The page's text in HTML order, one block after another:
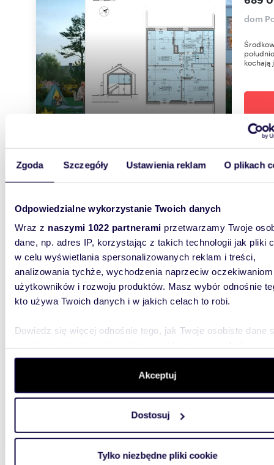
Zgoda Szczegóły Ustawienia reklam O plikach
Odpowiedzialne wykorzystanie Twoich danych
Wraz z naszymi 1022 partnerami przetwarzamy Twoje
dane, np. adres IP, korzystając z takich technologii jak pliki
w celu wyświetlania spersonalizowanych reklam i treści,
analizowania tychże, wychodzenia naprzeciw oczekiwaniom
użytkowników i rozwoju produktów. Masz wybór odnośnie
kto używa Twoich danych i w jakich celach to robi.
Dowiedz się więcej odnośnie tego, jak Twoje osobiste dane
szczegółów. W Deklaracji plików cookie możesz zmienić
wycofać swoją zgodę w dowolnej chwili.
aby oferować funkcje społecznościowe i analizować ruch w
witrynie. Informacje o tym, jak korzystasz z naszej witryny,
analitycznym. Partnerzy mogą połączyć te informacje z
Akceptuj
Dostosuj
Tylko niezbędne pliki cookie
dom
kochają
WYRÓŻNIONE 296 m
Do sprzedania kompleks budynków 296 m² w
190
dom
miasta: